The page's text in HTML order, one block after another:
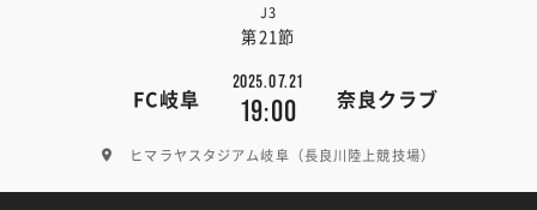
J3
第21節
FC岐阜
2025.07.21
19:00 奈良クラブ
ヒマラヤスタジアム岐阜（長良川陸上競技場）